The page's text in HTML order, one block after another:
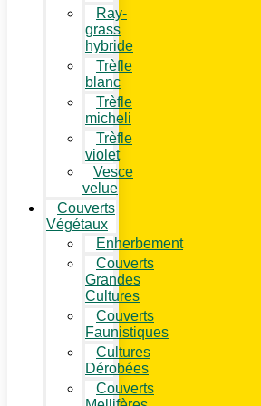
Ray-
grass
hybride
Trèfle
blanc
Trèfle
micheli
Trèfle
violet
Vesce
velue
Couverts
Végétaux
Enherbement
Couverts
Grandes
Cultures
Couverts
Faunistiques
Cultures
Dérobées
Couverts